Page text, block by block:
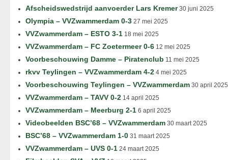
Afscheidswedstrijd aanvoerder Lars Kremer30 juni 2025
Olympia – VVZwammerdam 0-3 27 mei 2025
VVZwammerdam – ESTO 3-1 18 mei 2025
VVZwammerdam – FC Zoetermeer 0-6 12 mei 2025
Voorbeschouwing Damme – Piratenclub 11 mei 2025
rkvv Teylingen – VVZwammerdam 4-2 4 mei 2025
Voorbeschouwing Teylingen – VVZwammerdam 30 april 2025
VVZwammerdam – TAVV 0-2 14 april 2025
VVZwammerdam – Meerburg 2-1 6 april 2025
Videobeelden BSC’68 – VVZwammerdam 30 maart 2025
BSC’68 – VVZwammerdam 1-0 31 maart 2025
VVZwammerdam – UVS 0-1 24 maart 2025